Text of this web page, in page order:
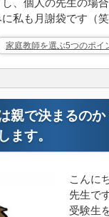
、個人の先生の場
私も月謝袋です（笑
家庭教師を選ぶ5つのポイ
親で決まるの
ます。
こんに
先生で
受験生